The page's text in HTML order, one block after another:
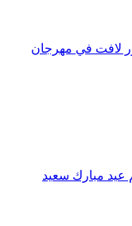
لافت في مهرجان
مبارك سعيد